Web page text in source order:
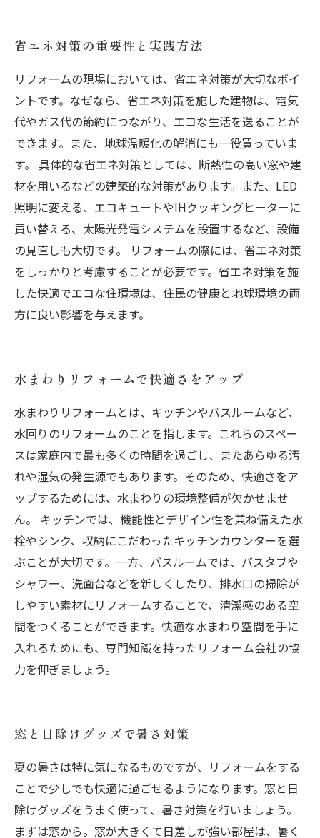
省エネ対策の重要性と実践方法
リフォームの現場においては、省エネ対策が大切なポイ
ントです。なぜなら、省エネ対策を施した建物は、電気
代やガス代の節約につながり、エコな生活を送ることが
できます。また、地球温暖化の解消にも一役買っていま
す。 具体的な省エネ対策としては、断熱性の高い窓や建
材を用いるなどの建築的な対策があります。また、LED
照明に変える、エコキュートやIHクッキングヒーターに
買い替える、太陽光発電システムを設置するなど、設備
の見直しも大切です。 リフォームの際には、省エネ対策
をしっかりと考慮することが必要です。省エネ対策を施
した快適でエコな住環境は、住民の健康と地球環境の両
方に良い影響を与えます。
水まわりリフォームで快適さをアップ
水まわりリフォームとは、キッチンやバスルームなど、
水回りのリフォームのことを指します。これらのスペー
スは家庭内で最も多くの時間を過ごし、またあらゆる汚
れや湿気の発生源でもあります。そのため、快適さをア
ップするためには、水まわりの環境整備が欠かせませ
ん。 キッチンでは、機能性とデザイン性を兼ね備えた水
栓やシンク、収納にこだわったキッチンカウンターを選
ぶことが大切です。一方、バスルームでは、バスタブや
シャワー、洗面台などを新しくしたり、排水口の掃除が
しやすい素材にリフォームすることで、清潔感のある空
間をつくることができます。快適な水まわり空間を手に
入れるためにも、専門知識を持ったリフォーム会社の協
力を仰ぎましょう。
窓と日除けグッズで暑さ対策
夏の暑さは特に気になるものですが、リフォームをする
ことで少しでも快適に過ごせるようになります。窓と日
除けグッズをうまく使って、暑さ対策を行いましょう。
まずは窓から。窓が大きくて日差しが強い部屋は、暑く